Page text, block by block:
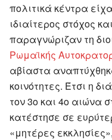
πολιτικά κέντρα
ιδιαίτερος στόχος
παραγνώριζαν τη
Ρωμαϊκής
αβίαστα
κοινότητες. Έτσι η
τον 3ο και 4ο αιώνα
κατέστησε σε
«μητέρες